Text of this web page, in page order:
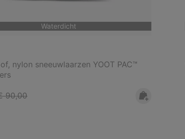
Waterdicht
nylon sneeuwlaarzen YOOT PAC™
price:
90,00